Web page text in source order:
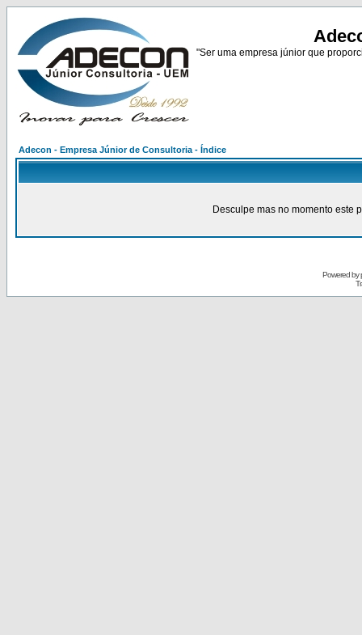
"Ser uma empresa júnior que
Adecon - Empresa Júnior de Consultoria - Índice
Desculpe mas no momento este
Powered by